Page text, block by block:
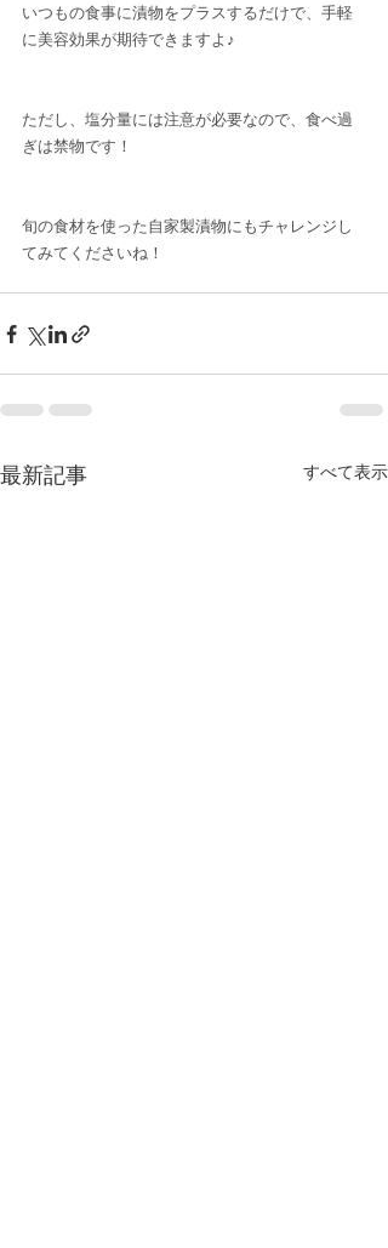
いつもの食事に漬物をプラスするだけで、手軽
に美容効果が期待できますよ♪
ただし、塩分量には注意が必要なので、食べ過
ぎは禁物です！
旬の食材を使った自家製漬物にもチャレンジし
てみてくださいね！
最新記事 すべて表示